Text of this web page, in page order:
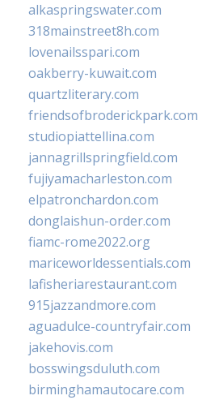
alkaspringswater.com
318mainstreet8h.com
lovenailsspari.com
oakberry-kuwait.com
quartzliterary.com
friendsofbroderickpark.com
studiopiattellina.com
jannagrillspringfield.com
fujiyamacharleston.com
elpatronchardon.com
donglaishun-order.com
fiamc-rome2022.org
mariceworldessentials.com
lafisheriarestaurant.com
915jazzandmore.com
aguadulce-countryfair.com
jakehovis.com
bosswingsduluth.com
birminghamautocare.com